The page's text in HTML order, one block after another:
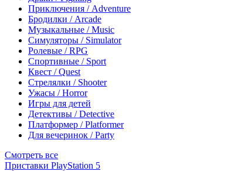
Приключения / Adventure
Бродилки / Arcade
Музыкальные / Music
Симуляторы / Simulator
Ролевые / RPG
Спортивные / Sport
Квест / Quest
Стрелялки / Shooter
Ужасы / Horror
Игры для детей
Детективы / Detective
Платформер / Platformer
Для вечеринок / Party
Смотреть все
Приставки PlayStation 5